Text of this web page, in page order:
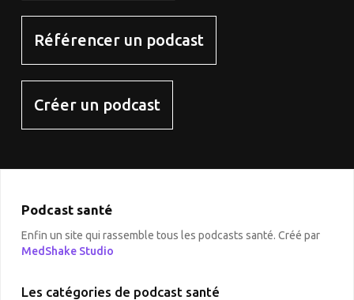
Référencer un podcast
Créer un podcast
Podcast santé
Enfin un site qui rassemble tous les podcasts santé. Créé par
MedShake Studio
Les catégories de podcast santé